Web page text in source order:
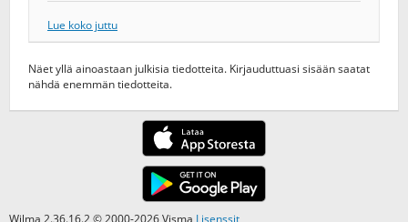
Lue koko juttu
Näet yllä ainoastaan julkisia tiedotteita. Kirjauduttuasi sisään saatat
nähdä enemmän tiedotteita.
Wilma 2.36.16.2 © 2000-2026 Visma Lisenssit